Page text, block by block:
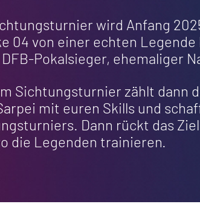
wird Anfang
04 von einer echten
Pokalsieger, ehemaliger
Sichtungsturnier zählt dann
mit euren Skills und
Dann rückt das
die Legenden trainieren.